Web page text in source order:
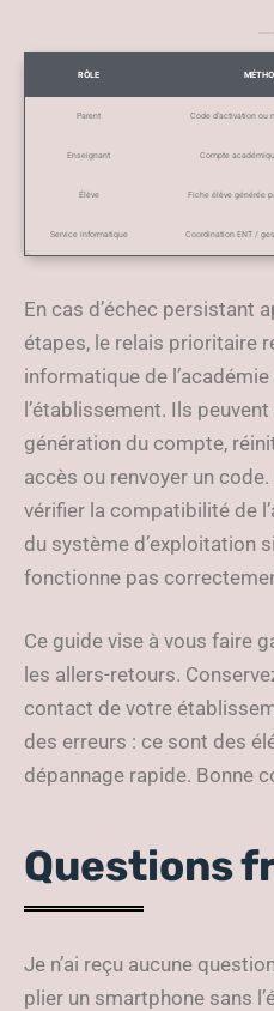
RÔLE
Parent Code d’activation ou
Enseignant Compte
Élève Fiche élève générée
Service informatique Coordination ENT /
En cas d’échec persistant
étapes, le relais prioritaire
informatique de
l’établissement. Ils
génération du compte,
accès ou renvoyer un
vérifier la compatibilité de
du système d’exploitation
fonctionne pas
Ce guide vise à vous faire
les allers-retours.
contact de votre
des erreurs : ce sont des
dépannage rapide. Bonne
Questions
Je n’ai reçu aucune
plier un smartphone sans